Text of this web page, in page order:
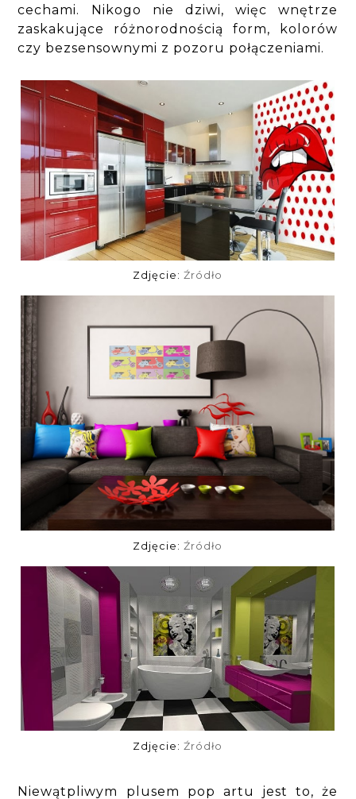
cechami. Nikogo nie dziwi, więc wnętrze
zaskakujące różnorodnością form, kolorów
czy bezsensownymi z pozoru połączeniami.
Zdjęcie:Źródło
Zdjęcie:Źródło
Zdjęcie:Źródło
Niewątpliwym plusem pop artu jest to, że